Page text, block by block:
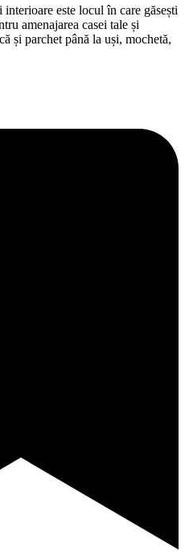
este locul în care găsești
amenajarea casei tale și
și parchet până la uși, mochetă,